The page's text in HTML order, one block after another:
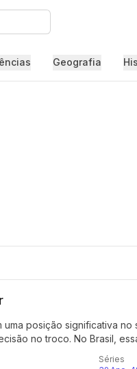
Geografia
posição significativa
no troco. No Brasil,
Séries